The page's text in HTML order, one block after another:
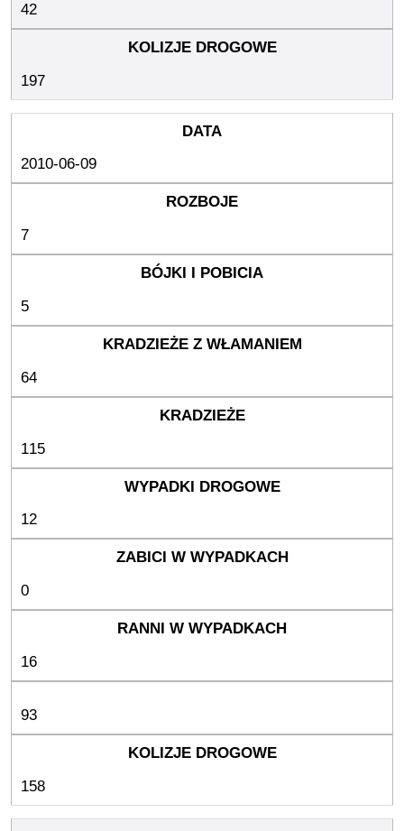
42
197
2010-06-09
7
5
64
115
12
0
16
93
158